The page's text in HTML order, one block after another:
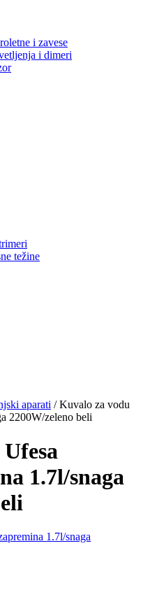
i zavese
i dimeri
težine
aparati / Kuvalo za vodu
2200W/zeleno beli
1.7l/snaga